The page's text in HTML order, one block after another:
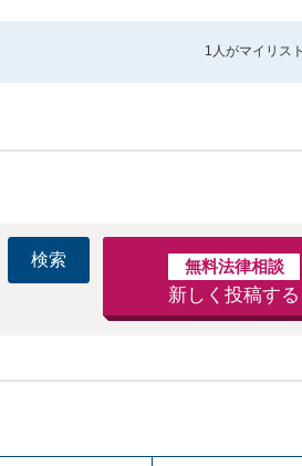
1人がマイリス
検索 無料法律相談
新しく投稿する